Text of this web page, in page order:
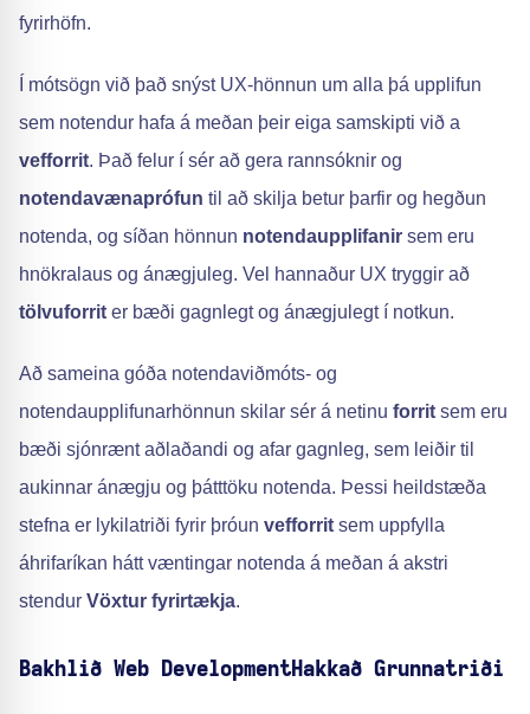
fyrirhöfn.
Í mótsögn við það snýst UX-hönnun um alla þá upplifun
sem notendur hafa á meðan þeir eiga samskipti við a
vefforrit. Það felur í sér að gera rannsóknir og
notendavænaprófun til að skilja betur þarfir og hegðun
notenda, og síðan hönnun notendaupplifanir sem eru
hnökralaus og ánægjuleg. Vel hannaður UX tryggir að
tölvuforrit er bæði gagnlegt og ánægjulegt í notkun.
Að sameina góða notendaviðmóts- og
notendaupplifunarhönnun skilar sér á netinu forrit sem eru
bæði sjónrænt aðlaðandi og afar gagnleg, sem leiðir til
aukinnar ánægju og þátttöku notenda. Þessi heildstæða
stefna er lykilatriði fyrir þróun vefforrit sem uppfylla
áhrifaríkan hátt væntingar notenda á meðan á akstri
stendur Vöxtur fyrirtækja.
Bakhlið Web DevelopmentHakkað Grunnatriði